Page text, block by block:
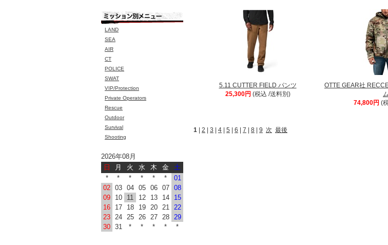
5.11 CUTTER FIELD パンツ
25,300円 (税込 /送料別)
OTTE GEAR社
ム
74,800円 (
1 | 2 | 3 | 4 | 5 | 6 | 7 | 8 | 9 次 最後
LAND
SEA
AIR
CT
POLICE
SWAT
VIP/Protection
Private Operators
Rescue
Outdoor
Survival
Shooting
2026年08月
日
月 火 水 木 金
土
*
* * * * *
01
02 03 04 05 06 07
08
09
10 11 12 13 14
15
16
17 18 19 20 21
22
23
24 25 26 27 28
29
30 31 * * * * *